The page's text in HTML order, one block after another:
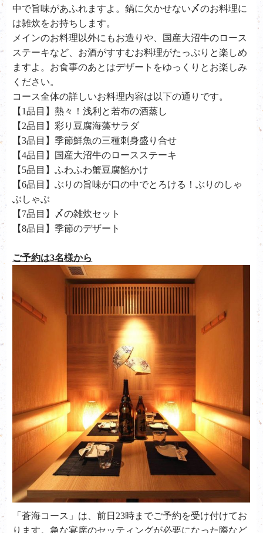
中で旨味があふれますよ。鍋に欠かせない〆のお料理に
は雑炊をお持ちします。
メインのお料理以外にもお造りや、
国産大沼牛のロース
ステーキなど、お酒がすすむお料理がたっぷりと楽しめ
ますよ。お食事のあとはデザートをゆっくりとお楽しみ
ください。
コース全体の詳しいお料理内容は以下の通りです。
【1品目】熱々！浅利と若布の酒蒸し
【2品目】彩り豆腐海藻サラダ
【3品目】季節鮮魚の三種刺身盛り合せ
【4品目】国産大沼牛のロースステーキ
【5品目】ふわふわ蟹豆腐餡かけ
【6品目】ぶりの旨味が口の中でとろける！ぶりのしゃ
ぶしゃぶ
【7品目】〆の雑炊セット
【8品目】季節のデザート
ご予約は3名様から
「蒼海コース」は、前日 23時までご予約を受け付けてお
ります。急な宴席のセッティングが必要になった際など